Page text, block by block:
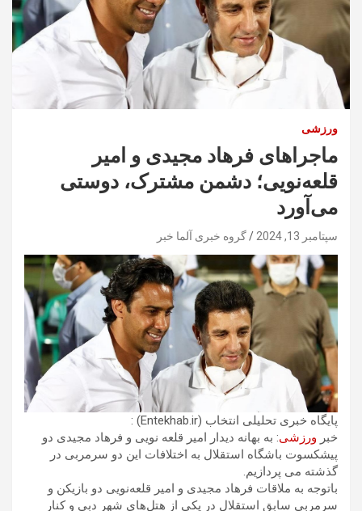
ورزشی
ماجراهای فرهاد مجیدی و امیر
قلعه‌نویی؛ دشمن مشترک، دوستی
می‌آورد
سپتامبر 13, 2024 گروه خبری آلما خبر
پایگاه خبری تحلیلی انتخاب (Entekhab.ir) :
خبر ورزشی: به بهانه دیدار امیر قلعه نویی و فرهاد مجیدی دو
پیشکسوت باشگاه استقلال به اختلافات این دو سرمربی در
گذشته می پردازیم.
باتوجه به ملاقات فرهاد مجیدی و امیر قلعه‌نویی دو بازیکن و
سرمربی سابق استقلال در یکی از هتل‌های شهر دبی و کنار